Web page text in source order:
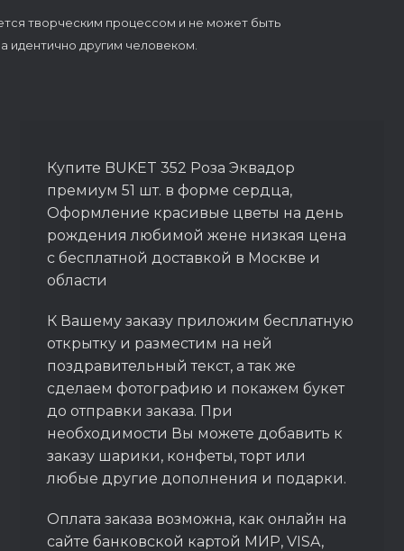
творческим процессом и не может быть
идентично другим человеком.
Купите BUKET 352 Роза Эквадор
премиум 51 шт. в форме сердца,
Оформление красивые цветы на день
рождения любимой жене низкая цена
с бесплатной доставкой в Москве и
области
К Вашему заказу приложим бесплатную
открытку и разместим на ней
поздравительный текст, а так же
сделаем фотографию и покажем букет
до отправки заказа. При
необходимости Вы можете добавить к
заказу шарики, конфеты, торт или
любые другие дополнения и подарки.
Оплата заказа возможна, как онлайн на
сайте банковской картой МИР, VISA,